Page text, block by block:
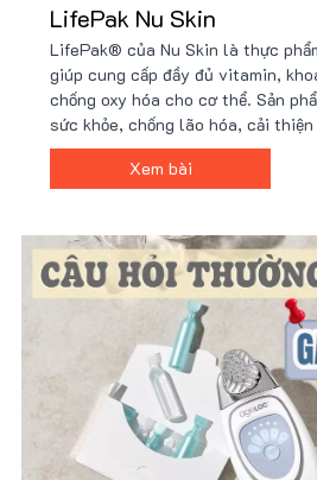
LifePak Nu Skin
LifePak® của Nu Skin là thực
giúp cung cấp đầy đủ vitamin,
chống oxy hóa cho cơ thể. Sản
sức khỏe, chống lão hóa, cải
khớp. Với công thức hơn 40 thành
LifePak là lựa chọn lý tưởng cho
Xem bài